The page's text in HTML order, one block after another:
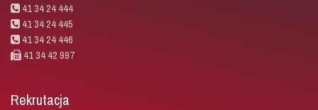
41 34 24 444
41 34 24 445
41 34 24 446
41 34 42 997
Rekrutacja